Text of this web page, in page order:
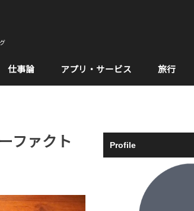
仕事論 アプリ・サービス 旅行
ファクト
Profile